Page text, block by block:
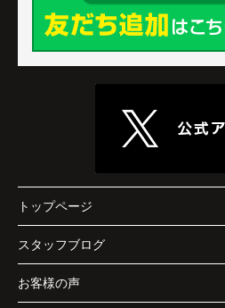
トップページ
スタッフブログ
お客様の声